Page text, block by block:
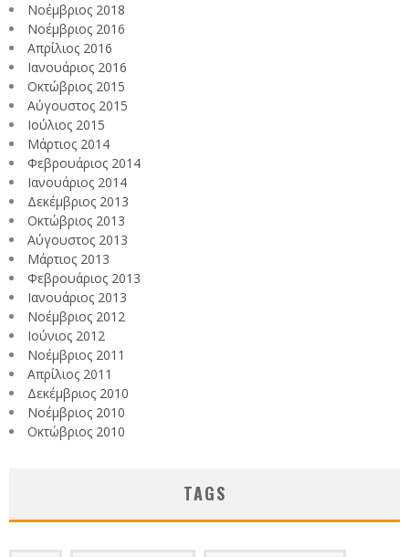
Νοέμβριος 2018
Νοέμβριος 2016
Απρίλιος 2016
Ιανουάριος 2016
Οκτώβριος 2015
Αύγουστος 2015
Ιούλιος 2015
Μάρτιος 2014
Φεβρουάριος 2014
Ιανουάριος 2014
Δεκέμβριος 2013
Οκτώβριος 2013
Αύγουστος 2013
Μάρτιος 2013
Φεβρουάριος 2013
Ιανουάριος 2013
Νοέμβριος 2012
Ιούνιος 2012
Νοέμβριος 2011
Απρίλιος 2011
Δεκέμβριος 2010
Νοέμβριος 2010
Οκτώβριος 2010
TAGS